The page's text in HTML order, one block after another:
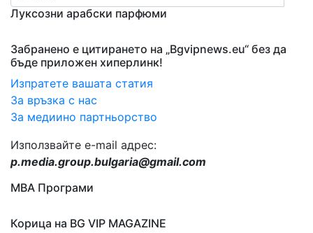
Луксозни арабски парфюми
Забранено е цитирането на „Bgvipnews.eu“ без да
бъде приложен хиперлинк!
Изпратете вашата статия
За връзка с нас
За медиино партньорство
Използвайте e-mail адрес:
p.media.group.bulgaria@gmail.com
МВА Програми
Корица на BG VIP MAGAZINE